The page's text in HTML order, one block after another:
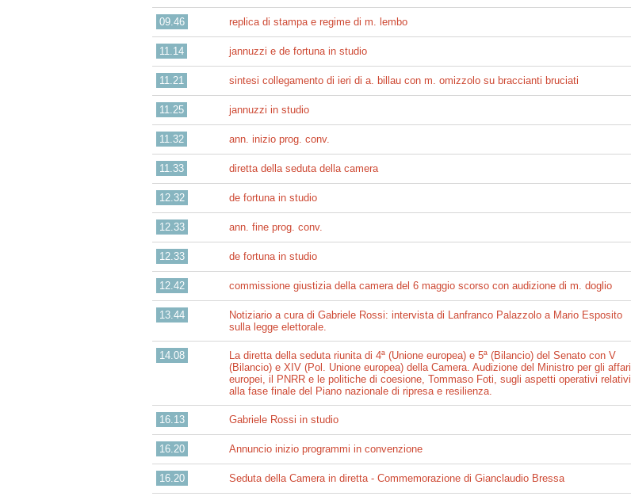
09.46 replica di stampa e regime di m. lembo
11.14 jannuzzi e de fortuna in studio
11.21 sintesi collegamento di ieri di a. billau con m. omizzolo su braccianti bruciati
11.25 jannuzzi in studio
11.32 ann. inizio prog. conv.
11.33 diretta della seduta della camera
12.32 de fortuna in studio
12.33 ann. fine prog. conv.
12.33 de fortuna in studio
12.42 commissione giustizia della camera del 6 maggio scorso con audizione di m. doglio
13.44
Notiziario a cura di Gabriele Rossi: intervista di Lanfranco Palazzolo a Mario Esposito
sulla legge elettorale.
14.08
La diretta della seduta riunita di 4ª (Unione europea) e 5ª (Bilancio) del Senato con V
(Bilancio) e XIV (Pol. Unione europea) della Camera. Audizione del Ministro per gli affari
europei, il PNRR e le politiche di coesione, Tommaso Foti, sugli aspetti operativi relativi
alla fase finale del Piano nazionale di ripresa e resilienza.
16.13 Gabriele Rossi in studio
16.20 Annuncio inizio programmi in convenzione
16.20 Seduta della Camera in diretta - Commemorazione di Gianclaudio Bressa